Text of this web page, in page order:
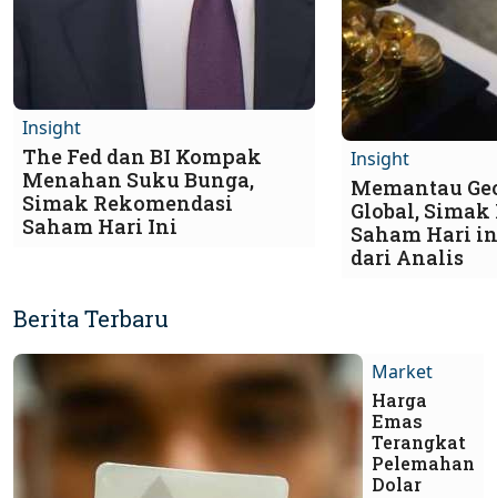
Insight
The Fed dan BI Kompak
Menahan Suku Bunga,
Simak Rekomendasi
Saham Hari Ini
Insight
Memantau
Global,
Saham Hari
dari Analis
Berita Terbaru
Market
Harga
Emas
Terangkat
Pelemahan
Dolar